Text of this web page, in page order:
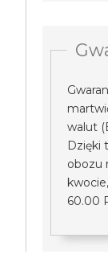
walut
Dzięki
obozu
60.00